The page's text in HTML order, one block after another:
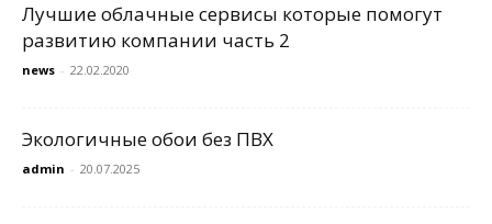
Лучшие облачные сервисы которые помогут
развитию компании часть 2
news - 22.02.2020
Экологичные обои без ПВХ
admin - 20.07.2025